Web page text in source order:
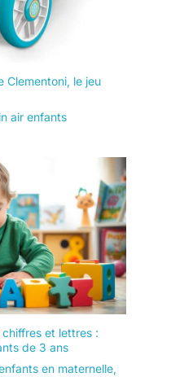
Clementoni, le jeu
air enfants
et lettres :
de 3 ans
en maternelle,